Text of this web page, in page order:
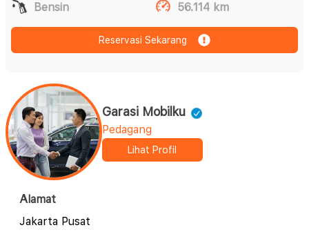
Bensin
56.114 km
Reservasi Sekarang
Garasi Mobilku
Pedagang
Lihat Profil
Alamat
Jakarta Pusat